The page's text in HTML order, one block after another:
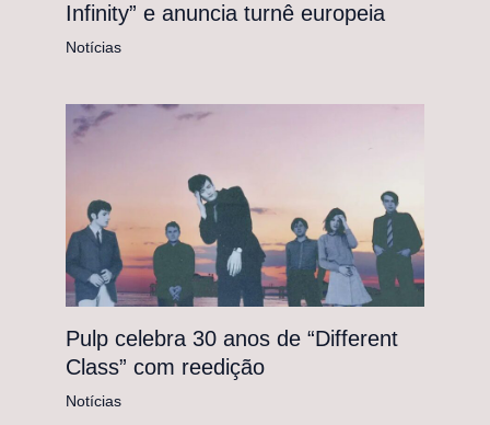
Infinity” e anuncia turnê europeia
Notícias
Pulp celebra 30 anos de “Different
Class” com reedição
Notícias